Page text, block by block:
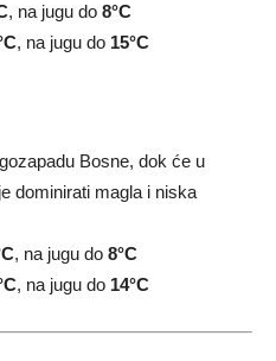
, na jugu do 8°C
, na jugu do 15°C
Bosne, dok će u
dominirati magla i niska
, na jugu do 8°C
, na jugu do 14°C